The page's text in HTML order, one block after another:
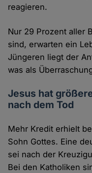
reagieren.
Nur 29 Prozent aller
sind, erwarten ein
Jüngeren liegt der
was als
Jesus hat
nach dem Tod
Mehr Kredit erhielt
Sohn Gottes. Eine
sei nach der
Bei den Katholiken